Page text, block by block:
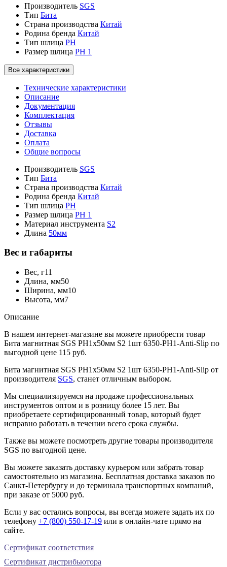
Производитель SGS
Тип Бита
Страна производства Китай
Родина бренда Китай
Тип шлица PH
Размер шлица PH 1
Все характеристики
Технические характеристики
Описание
Документация
Комплектация
Отзывы
Доставка
Оплата
Общие вопросы
Производитель SGS
Тип Бита
Страна производства Китай
Родина бренда Китай
Тип шлица PH
Размер шлица PH 1
Материал инструмента S2
Длина 50мм
Вес и габариты
Вес, г11
Длина, мм50
Ширина, мм10
Высота, мм7
Описание
В нашем интернет-магазине вы можете приобрести товар
Бита магнитная SGS PH1х50мм S2 1шт 6350-PH1-Anti-Slip по
выгодной цене 115 руб.
Бита магнитная SGS PH1х50мм S2 1шт 6350-PH1-Anti-Slip от
производителя SGS, станет отличным выбором.
Мы специализируемся на продаже профессиональных
инструментов оптом и в розницу более 15 лет. Вы
приобретаете сертифицированный товар, который будет
исправно работать в течении всего срока службы.
Также вы можете посмотреть другие товары производителя
SGS по выгодной цене.
Вы можете заказать доставку курьером или забрать товар
самостоятельно из магазина. Бесплатная доставка заказов по
Санкт-Петербургу и до терминала транспортных компаний,
при заказе от 5000 руб.
Если у вас остались вопросы, вы всегда можете задать их по
телефону +7 (800) 550-17-19 или в онлайн-чате прямо на
сайте.
Сертификат соответствия
Сертификат дистрибьютора